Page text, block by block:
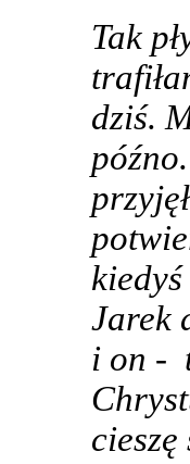
Tak
dziś.
Jarek
i on -